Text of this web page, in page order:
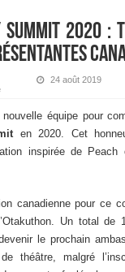
2020 :
24 août 2019
équipe pour
en 2020. Cet
inspirée de Peach
canadienne pour ce
Un total de
le prochain
théâtre, malgré